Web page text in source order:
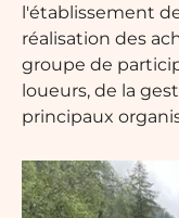
l'établissement
réalisation des
groupe de
loueurs, de la
principaux